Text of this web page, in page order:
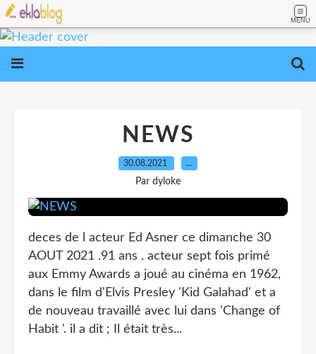
MENU
NEWS
30.08.2021 …
Par dyloke
deces de l acteur Ed Asner ce dimanche 30
AOUT 2021 .91 ans . acteur sept fois primé
aux Emmy Awards a joué au cinéma en 1962,
dans le film d'Elvis Presley 'Kid Galahad' et a
de nouveau travaillé avec lui dans 'Change of
Habit '. il a dit ; Il était très...